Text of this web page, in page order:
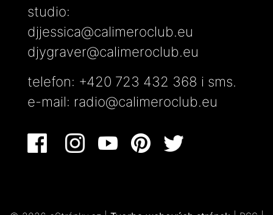
studio:
djjessica@calimeroclub.eu
djygraver@calimeroclub.eu
telefon: +420 723 432 368 i sms.
e-mail: radio@calimeroclub.eu